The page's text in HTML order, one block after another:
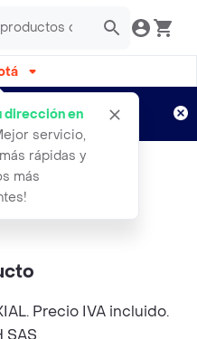
dirección en
servicio,
rápidas y
más
Aplican TyC
Axial
Precio IVA incluido.
SAS